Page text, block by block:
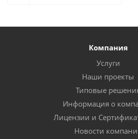
Компания
Услуги
Наши проекты
Типовые
Информация о
Лицензии и
Новости